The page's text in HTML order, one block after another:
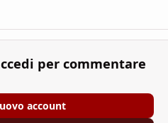
per commentare
account